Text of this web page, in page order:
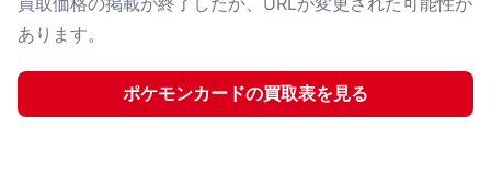
あります。
ポケモンカードの買取表を見る